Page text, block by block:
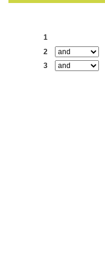
1
2
3